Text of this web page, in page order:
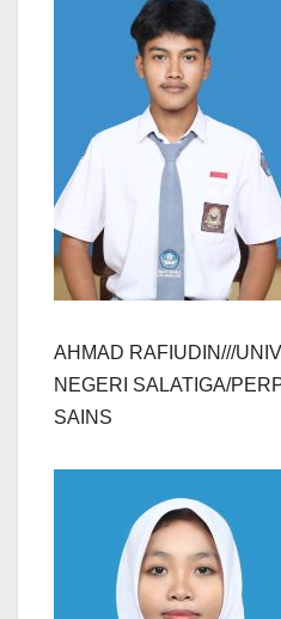
AHMAD RAFIUDIN///
NEGERI SALATIGA/
SAINS